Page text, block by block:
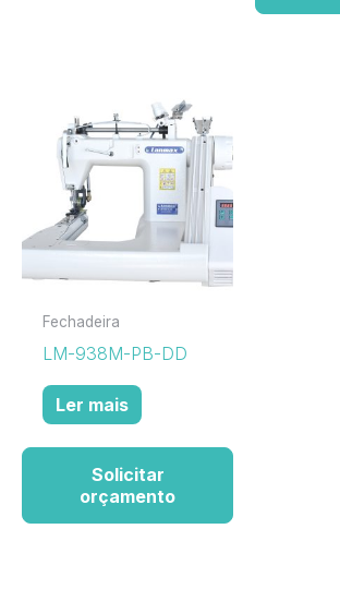
Fechadeira
LM-938M-PB-DD
Ler mais
Solicitar
orçamento